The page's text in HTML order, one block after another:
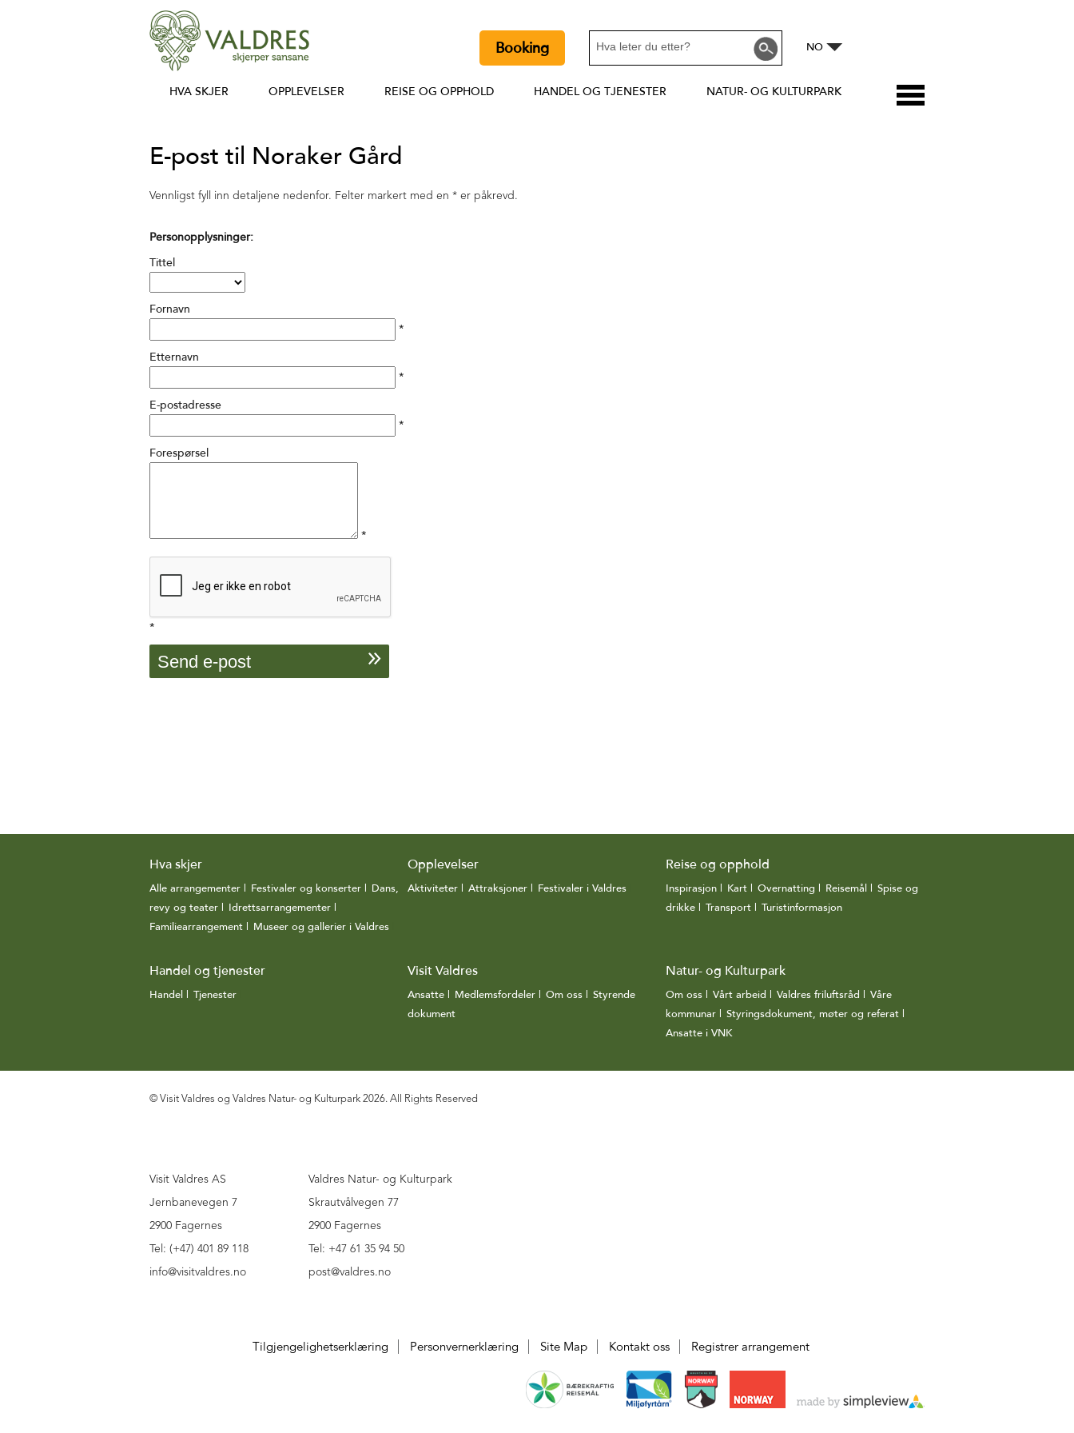
NO
Booking
HVA SKJER OPPLEVELSER REISE OG OPPHOLD HANDEL OG TJENESTER NATUR- OG KULTURPARK
E-post til Noraker Gård
Vennligst fyll inn detaljene nedenfor. Felter markert med en * er påkrevd.
Personopplysninger:
Tittel
Fornavn
*
Etternavn
*
E-postadresse
*
Forespørsel
*
*
Hva skjer
Alle arrangementer | Festivaler og konserter | Dans,
revy og teater | Idrettsarrangementer |
Familiearrangement | Museer og gallerier i Valdres
Opplevelser
Aktiviteter | Attraksjoner | Festivaler i Valdres
Reise og opphold
Inspirasjon | Kart | Overnatting | Reisemål | Spise og
drikke | Transport | Turistinformasjon
Handel og tjenester
Handel | Tjenester
Visit Valdres
Ansatte | Medlemsfordeler | Om oss | Styrende
dokument
Natur- og Kulturpark
Om oss | Vårt arbeid | Valdres friluftsråd | Våre
kommunar | Styringsdokument, møter og referat |
Ansatte i VNK|
Visit Valdres AS
Jernbanevegen 7
2900 Fagernes
Tel: (+47) 401 89 118
info@visitvaldres.no
Valdres Natur- og Kulturpark
Skrautvålvegen 77
2900 Fagernes
Tel: +47 61 35 94 50
post@valdres.no
Tilgjengelighetserklæring Personvernerklæring Site Map Kontakt oss Registrer arrangement
© Visit Valdres og Valdres Natur- og Kulturpark 2026. All Rights Reserved